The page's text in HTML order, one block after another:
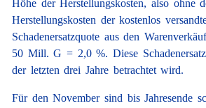
Höhe der Herstellungskosten, also ohne
Herstellungskosten der kostenlos
Schadenersatzquote aus den
50 Mill. G = 2,0 %. Diese
der letzten drei Jahre betrachtet wird.
Für den November sind bis Jahresende